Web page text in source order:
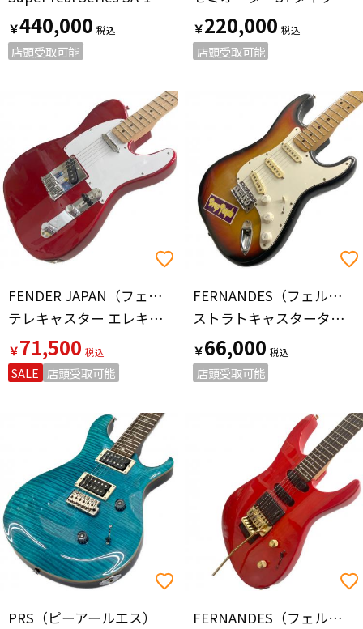
￥440,000
店頭受取可能
￥220,000
店頭受取可能
FENDER JAPAN（フェンダージャパン）
テレキャスター エレキギター TL-STD 2012年製
￥71,500
SALE 店頭受取可能
FERNANDES（フェルナンデス）
ストラトキャスタータイプ エレキギター FST-60 石ロゴ
￥66,000
店頭受取可能
PRS（ピーアールエス）
FERNANDES（フェルナンデス）